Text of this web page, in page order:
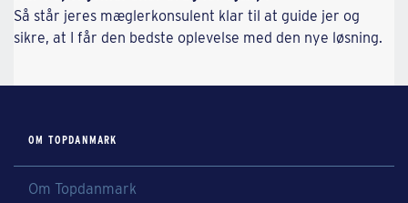
Så står jeres mæglerkonsulent klar til at guide jer og
sikre, at I får den bedste oplevelse med den nye løsning.
OM TOPDANMARK
Om Topdanmark